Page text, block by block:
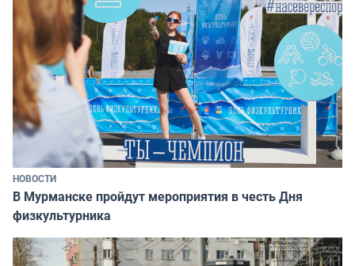
НОВОСТИ
В Мурманске пройдут мероприятия в честь Дня
физкультурника